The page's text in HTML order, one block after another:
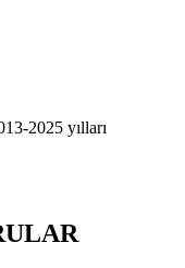
-2025 yılları